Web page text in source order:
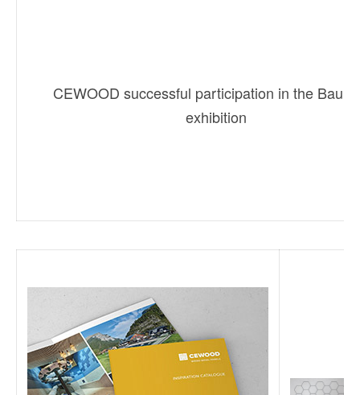
CEWOOD successful participation in the Bau
exhibition